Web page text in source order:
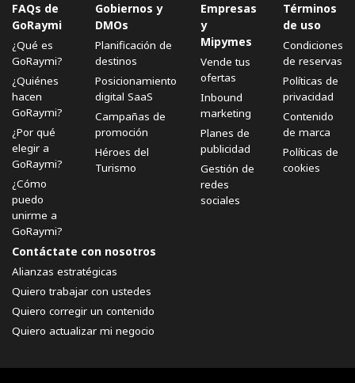
FAQs de
GoRaymi
¿Qué es
GoRaymi?
¿Quiénes
hacen
GoRaymi?
¿Por qué
elegir a
GoRaymi?
¿Cómo
puedo
unirme a
GoRaymi?
Gobiernos y
DMOs
Planificación de
destinos
Posicionamiento
digital SaaS
Campañas de
promoción
Héroes del
Turismo
Empresas
y
Mipymes
Vende tus
ofertas
Inbound
marketing
Planes de
publicidad
Gestión de
redes
sociales
Términos
de uso
Condiciones
de reservas
Políticas de
privacidad
Contenido
de marca
Políticas de
cookies
Contáctate con nosotros
Alianzas estratégicas
Quiero trabajar con ustedes
Quiero corregir un contenido
Quiero actualizar mi negocio